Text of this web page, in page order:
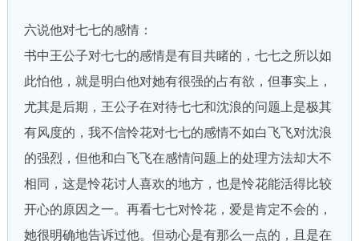
六说他对七七的感情：
书中王公子对七七的感情是有目共睹的，七七之所以如
此怕他，就是明白他对她有很强的占有欲，但事实上，
尤其是后期，王公子在对待七七和沈浪的问题上是极其
有风度的，我不信怜花对七七的感情不如白飞飞对沈浪
的强烈，但他和白飞飞在感情问题上的处理方法却大不
相同，这是怜花讨人喜欢的地方，也是怜花能活得比较
开心的原因之一。再看七七对怜花，爱是肯定不会的，
她很明确地告诉过他。但动心是有那么一点的，且是在